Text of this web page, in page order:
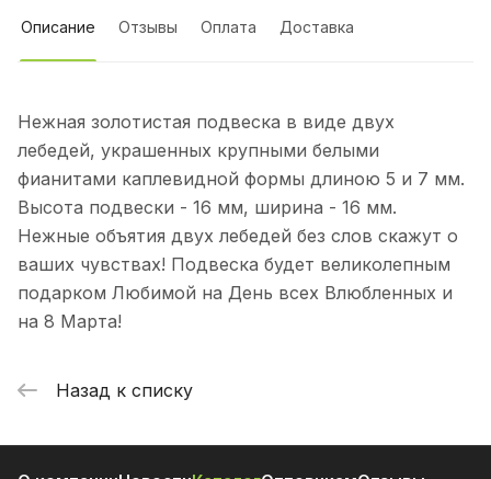
Описание Отзывы Оплата Доставка
Нежная золотистая подвеска в виде двух
лебедей, украшенных крупными белыми
фианитами каплевидной формы длиною 5 и 7 мм.
Высота подвески - 16 мм, ширина - 16 мм.
Нежные объятия двух лебедей без слов скажут о
ваших чувствах! Подвеска будет великолепным
подарком Любимой на День всех Влюбленных и
на 8 Марта!
Назад к списку